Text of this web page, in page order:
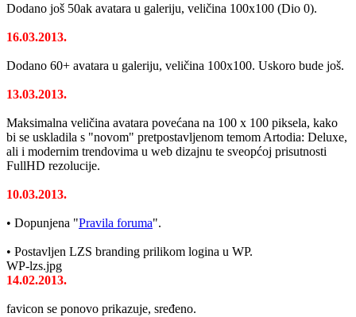
Dodano još 50ak avatara u galeriju, veličina 100x100 (Dio 0).
16.03.2013.
Dodano 60+ avatara u galeriju, veličina 100x100. Uskoro bude još.
13.03.2013.
Maksimalna veličina avatara povećana na 100 x 100 piksela, kako
bi se uskladila s "novom" pretpostavljenom temom Artodia: Deluxe,
ali i modernim trendovima u web dizajnu te sveopćoj prisutnosti
FullHD rezolucije.
10.03.2013.
• Dopunjena "Pravila foruma".
• Postavljen LZS branding prilikom logina u WP.
WP-lzs.jpg
14.02.2013.
favicon se ponovo prikazuje, sređeno.